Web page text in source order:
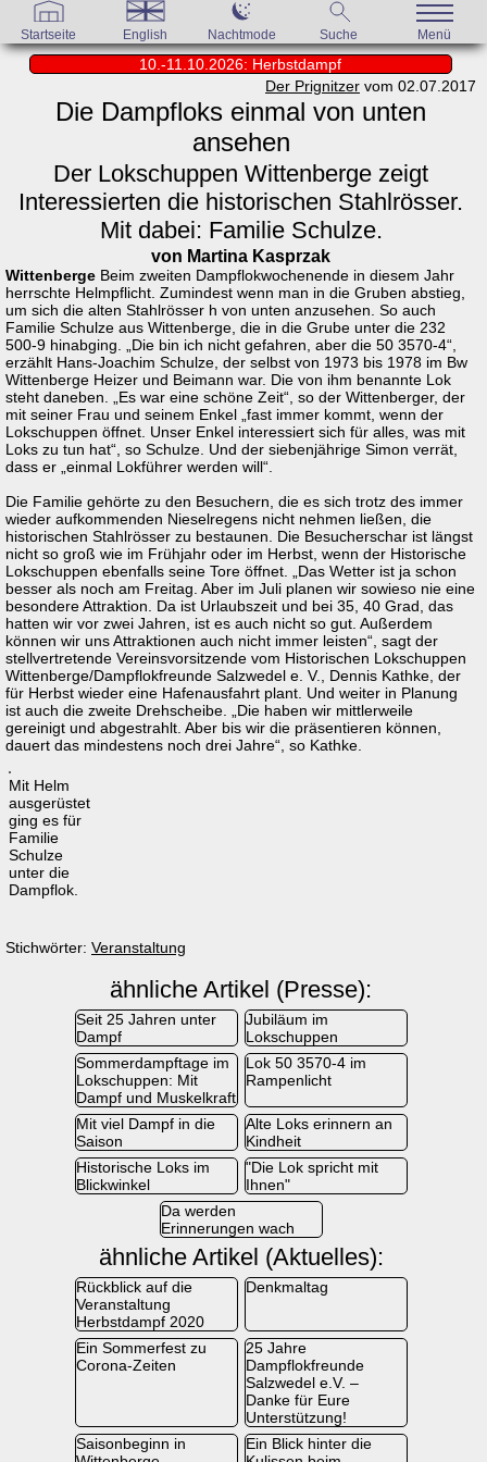
Startseite English Nachtmode Suche Menü
10.-11.10.2026: Herbstdampf
Der Prignitzer vom 02.07.2017
Die Dampfloks einmal von unten
ansehen
Der Lokschuppen Wittenberge zeigt
Interessierten die historischen Stahlrösser.
Mit dabei: Familie Schulze.
von Martina Kasprzak
Wittenberge Beim zweiten Dampflokwochenende in diesem Jahr
herrschte Helmpflicht. Zumindest wenn man in die Gruben abstieg,
um sich die alten Stahlrösser h von unten anzusehen. So auch
Familie Schulze aus Wittenberge, die in die Grube unter die 232
500-9 hinabging. „Die bin ich nicht gefahren, aber die 50 3570-4“,
erzählt Hans-Joachim Schulze, der selbst von 1973 bis 1978 im Bw
Wittenberge Heizer und Beimann war. Die von ihm benannte Lok
steht daneben. „Es war eine schöne Zeit“, so der Wittenberger, der
mit seiner Frau und seinem Enkel „fast immer kommt, wenn der
Lokschuppen öffnet. Unser Enkel interessiert sich für alles, was mit
Loks zu tun hat“, so Schulze. Und der siebenjährige Simon verrät,
dass er „einmal Lokführer werden will“.
Die Familie gehörte zu den Besuchern, die es sich trotz des immer
wieder aufkommenden Nieselregens nicht nehmen ließen, die
historischen Stahlrösser zu bestaunen. Die Besucherschar ist längst
nicht so groß wie im Frühjahr oder im Herbst, wenn der Historische
Lokschuppen ebenfalls seine Tore öffnet. „Das Wetter ist ja schon
besser als noch am Freitag. Aber im Juli planen wir sowieso nie eine
besondere Attraktion. Da ist Urlaubszeit und bei 35, 40 Grad, das
hatten wir vor zwei Jahren, ist es auch nicht so gut. Außerdem
können wir uns Attraktionen auch nicht immer leisten“, sagt der
stellvertretende Vereinsvorsitzende vom Historischen Lokschuppen
Wittenberge/Dampflokfreunde Salzwedel e. V., Dennis Kathke, der
für Herbst wieder eine Hafenausfahrt plant. Und weiter in Planung
ist auch die zweite Drehscheibe. „Die haben wir mittlerweile
gereinigt und abgestrahlt. Aber bis wir die präsentieren können,
dauert das mindestens noch drei Jahre“, so Kathke.
Mit Helm
ausgerüstet
ging es für
Familie
Schulze
unter die
Dampflok.
Stichwörter: Veranstaltung
ähnliche Artikel (Presse):
Seit 25 Jahren unter
Dampf
Jubiläum im
Lokschuppen
Sommerdampftage im
Lokschuppen: Mit
Dampf und Muskelkraft
Lok 50 3570-4 im
Rampenlicht
Mit viel Dampf in die
Saison
Alte Loks erinnern an
Kindheit
Historische Loks im
Blickwinkel
"Die Lok spricht mit
Ihnen"
Da werden
Erinnerungen wach
ähnliche Artikel (Aktuelles):
Rückblick auf die
Veranstaltung
Herbstdampf 2020
Denkmaltag
Ein Sommerfest zu
Corona-Zeiten
25 Jahre
Dampflokfreunde
Salzwedel e.V. –
Danke für Eure
Unterstützung!
Saisonbeginn in
Ein Blick hinter die